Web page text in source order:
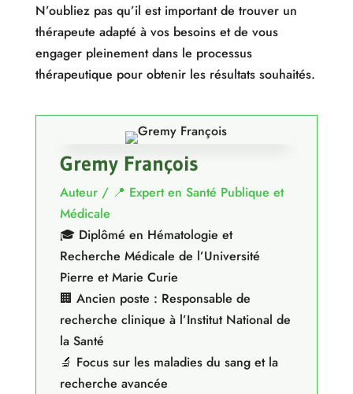
N’oubliez pas qu’il est important de trouver un
thérapeute adapté à vos besoins et de vous
engager pleinement dans le processus
thérapeutique pour obtenir les résultats souhaités.
Gremy François
Auteur / 📍 Expert en Santé Publique et
Médicale
🎓 Diplômé en Hématologie et
Recherche Médicale de l’Université
Pierre et Marie Curie
🏢 Ancien poste : Responsable de
recherche clinique à l’Institut National de
la Santé
🔬 Focus sur les maladies du sang et la
recherche avancée